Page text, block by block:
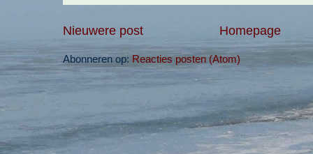
Nieuwere post Homepage
Abonneren op: Reacties posten (Atom)